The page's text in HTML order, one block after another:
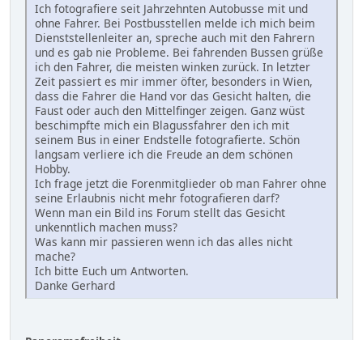
Ich fotografiere seit Jahrzehnten Autobusse mit und
ohne Fahrer. Bei Postbusstellen melde ich mich beim
Dienststellenleiter an, spreche auch mit den Fahrern
und es gab nie Probleme. Bei fahrenden Bussen grüße
ich den Fahrer, die meisten winken zurück. In letzter
Zeit passiert es mir immer öfter, besonders in Wien,
dass die Fahrer die Hand vor das Gesicht halten, die
Faust oder auch den Mittelfinger zeigen. Ganz wüst
beschimpfte mich ein Blagussfahrer den ich mit
seinem Bus in einer Endstelle fotografierte. Schön
langsam verliere ich die Freude an dem schönen
Hobby.
Ich frage jetzt die Forenmitglieder ob man Fahrer ohne
seine Erlaubnis nicht mehr fotografieren darf?
Wenn man ein Bild ins Forum stellt das Gesicht
unkenntlich machen muss?
Was kann mir passieren wenn ich das alles nicht
mache?
Ich bitte Euch um Antworten.
Danke Gerhard